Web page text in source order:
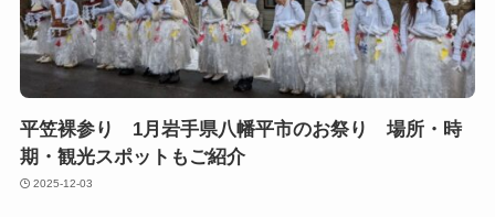
平笠裸参り 1月岩手県八幡平市のお祭り 場所・時
期・観光スポットもご紹介
2025-12-03